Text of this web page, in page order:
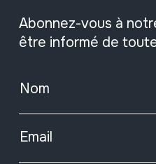
Abonnez-vous à
être informé de
Nom
Email